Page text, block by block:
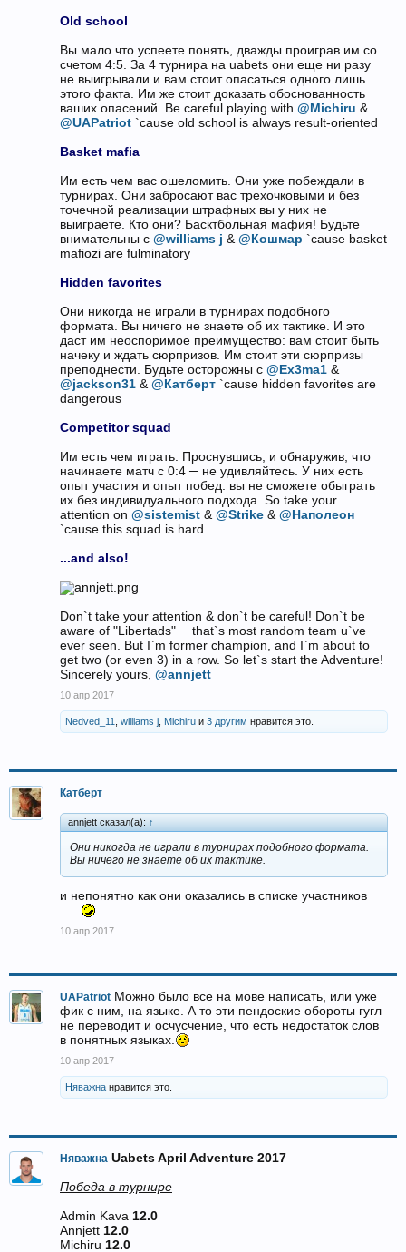
Old school
Вы мало что успеете понять, дважды проиграв им со
счетом 4:5. За 4 турнира на uabets они еще ни разу
не выигрывали и вам стоит опасаться одного лишь
этого факта. Им же стоит доказать обоснованность
ваших опасений. Be careful playing with @Michiru &
@UAPatriot `cause old school is always result-oriented
Basket mafia
Им есть чем вас ошеломить. Они уже побеждали в
турнирах. Они забросают вас трехочковыми и без
точечной реализации штрафных вы у них не
выиграете. Кто они? Басктбольная мафия! Будьте
внимательны с @williams j & @Кошмар `cause basket
mafiozi are fulminatory
Hidden favorites
Они никогда не играли в турнирах подобного
формата. Вы ничего не знаете об их тактике. И это
даст им неоспоримое преимущество: вам стоит быть
начеку и ждать сюрпризов. Им стоит эти сюрпризы
преподнести. Будьте осторожны с @Ex3ma1 &
@jackson31 & @Катберт `cause hidden favorites are
dangerous
Competitor squad
Им есть чем играть. Проснувшись, и обнаружив, что
начинаете матч с 0:4 ─ не удивляйтесь. У них есть
опыт участия и опыт побед: вы не сможете обыграть
их без индивидуального подхода. So take your
attention on @sistemist & @Strike & @Наполеон
`cause this squad is hard
...and also!
Don`t take your attention & don`t be careful! Don`t be
aware of "Libertads" ─ that`s most random team u`ve
ever seen. But I`m former champion, and I`m about to
get two (or even 3) in a row. So let`s start the Adventure!
Sincerely yours, @annjett
10 апр 2017
Nedved_11 williams j Michiru и 3 другим нравится это.
Катберт
annjett сказал(а): ↑
Они никогда не играли в турнирах подобного формата.
Вы ничего не знаете об их тактике.
и непонятно как они оказались в списке участников
10 апр 2017
UAPatriot Можно было все на мове написать, или уже
фик с ним, на языке. А то эти пендоские обороты гугл
не переводит и осчусчение, что есть недостаток слов
в понятных языках.
10 апр 2017
Няважна нравится это.
Няважна Uabets April Adventure 2017
Победа в турнире
Admin Kava 12.0
Annjett 12.0
Michiru 12.0